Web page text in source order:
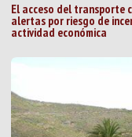
El acceso del transporte
alertas por riesgo de
actividad económica